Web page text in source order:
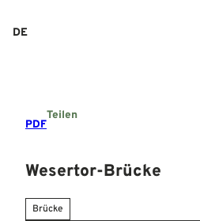
DE
PDF
Teilen
Wesertor-Brücke
Brücke